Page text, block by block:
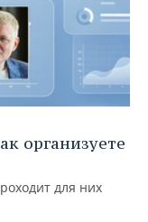
организуете
для них